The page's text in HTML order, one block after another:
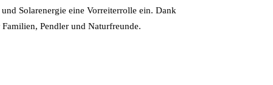
Solarenergie eine Vorreiterrolle ein. Dank
Pendler und Naturfreunde.